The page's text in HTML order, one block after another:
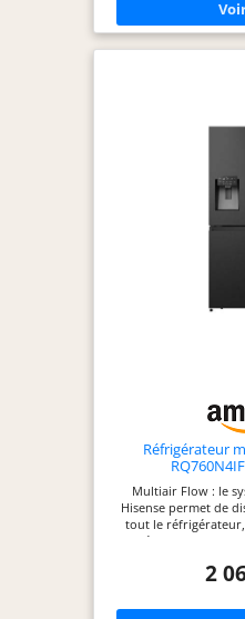
Réfrigérateur
Multiair Flow : le
Hisense permet de
tout le
température
peu importe où il est
d'humidité constants
2